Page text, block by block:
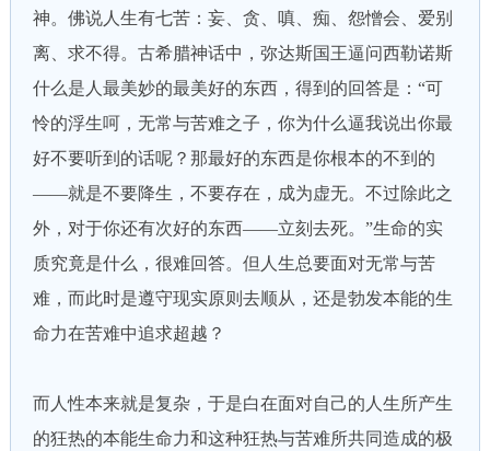
神。佛说人生有七苦：妄、贪、嗔、痴、怨憎会、爱别
离、求不得。古希腊神话中，弥达斯国王逼问西勒诺斯
什么是人最美妙的最美好的东西，得到的回答是：“可
怜的浮生呵，无常与苦难之子，你为什么逼我说出你最
好不要听到的话呢？那最好的东西是你根本的不到的
——就是不要降生，不要存在，成为虚无。不过除此之
外，对于你还有次好的东西——立刻去死。”生命的实
质究竟是什么，很难回答。但人生总要面对无常与苦
难，而此时是遵守现实原则去顺从，还是勃发本能的生
命力在苦难中追求超越？
而人性本来就是复杂，于是白在面对自己的人生所产生
的狂热的本能生命力和这种狂热与苦难所共同造成的极